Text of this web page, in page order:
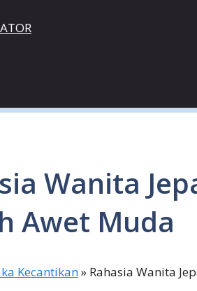
Wanita
Awet Muda
Kecantikan» Rahasia Wanita